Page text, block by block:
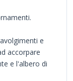
e
accorpare
e l'albero di